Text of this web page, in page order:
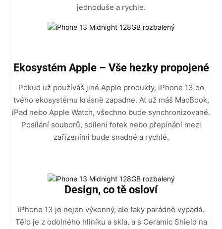
jednoduše a rychle.
Ekosystém Apple – Vše hezky propojené
Pokud už používáš jiné Apple produkty, iPhone 13 do
tvého ekosystému krásně zapadne. Ať už máš MacBook,
iPad nebo Apple Watch, všechno bude synchronizované.
Posílání souborů, sdílení fotek nebo přepínání mezi
zařízeními bude snadné a rychlé.
Design, co tě osloví
iPhone 13 je nejen výkonný, ale taky parádně vypadá.
Tělo je z odolného hliníku a skla, a s Ceramic Shield na